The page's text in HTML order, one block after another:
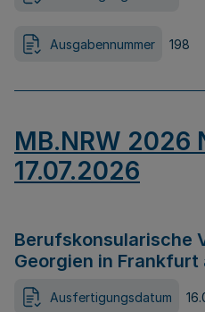
Ausgabennummer 198
MB.NRW 2026
17.07.2026
Berufskonsularische
Georgien in Frankfurt
Ausfertigungsdatum